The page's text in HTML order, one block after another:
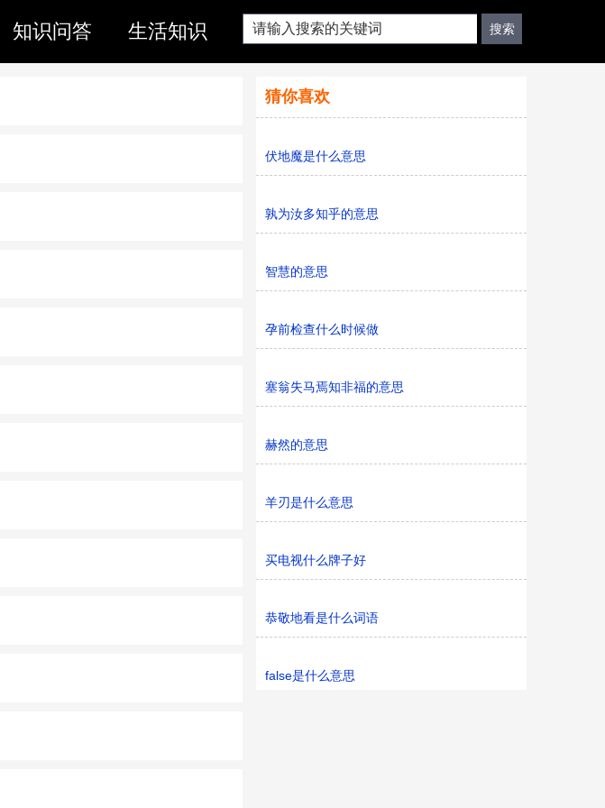
知识问答 生活知识
猜你喜欢
伏地魔是什么意思
孰为汝多知乎的意思
智慧的意思
孕前检查什么时候做
塞翁失马焉知非福的意思
赫然的意思
羊刃是什么意思
买电视什么牌子好
恭敬地看是什么词语
false是什么意思